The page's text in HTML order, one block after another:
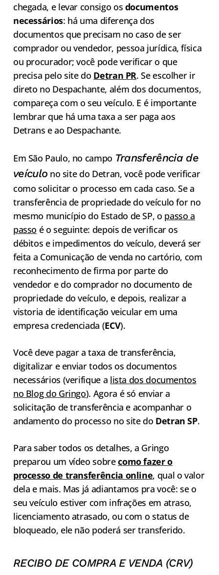
chegada, e levar consigo os documentos
necessários: há uma diferença dos
documentos que precisam no caso de ser
comprador ou vendedor, pessoa jurídica, física
ou procurador; você pode verificar o que
precisa pelo site do Detran PR. Se escolher ir
direto no Despachante, além dos documentos,
compareça com o seu veículo. E é importante
lembrar que há uma taxa a ser paga aos
Detrans e ao Despachante.
Em São Paulo, no campo Transferência de
veículo no site do Detran, você pode verificar
como solicitar o processo em cada caso. Se a
transferência de propriedade do veículo for no
mesmo município do Estado de SP, o passo a
passo é o seguinte: depois de verificar os
débitos e impedimentos do veículo, deverá ser
feita a Comunicação de venda no cartório, com
reconhecimento de firma por parte do
vendedor e do comprador no documento de
propriedade do veículo, e depois, realizar a
vistoria de identificação veicular em uma
empresa credenciada (ECV).
Você deve pagar a taxa de transferência,
digitalizar e enviar todos os documentos
necessários (verifique a lista dos documentos
no Blog do Gringo). Agora é só enviar a
solicitação de transferência e acompanhar o
andamento do processo no site do Detran SP.
Para saber todos os detalhes, a Gringo
preparou um vídeo sobrecomo fazer o
processo de transferência online, qual o valor
dela e mais. Mas já adiantamos pra você: se o
seu veículo estiver com infrações em atraso,
licenciamento atrasado, ou com o status de
bloqueado, ele não poderá ser transferido.
RECIBO DE COMPRA E VENDA (CRV)